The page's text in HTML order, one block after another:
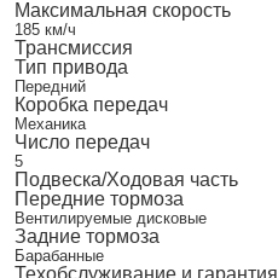
Максимальная скорость
185 км/ч
Трансмиссия
Тип привода
Передний
Коробка передач
Механика
Число передач
5
Подвеска/Ходовая часть
Передние тормоза
Вентилируемые дисковые
Задние тормоза
Барабанные
Техобслуживание и гарантия